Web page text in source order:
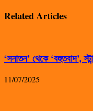
Related Articles
‘সনাতন’ থেকে ‘বহুতবাদ’,
11/07/2025